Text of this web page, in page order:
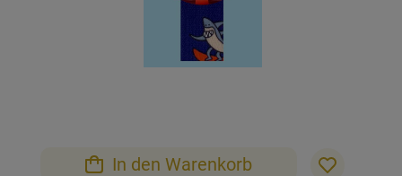
springen
In den Warenkorb